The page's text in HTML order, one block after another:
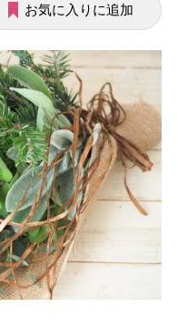
お気に入りに追加